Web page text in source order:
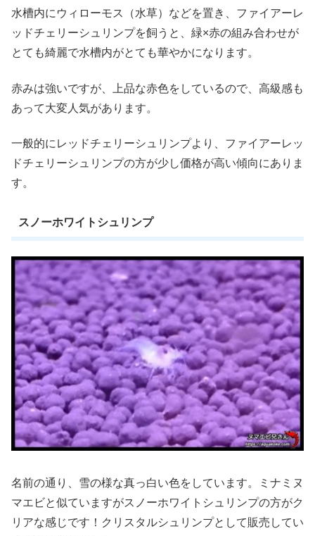
水槽内にウィローモス（水草）などを置き、ファイアーレ
ッドチェリーシュリンプを飼うと、緑×赤の組み合わせが
とても綺麗で水槽内がとても華やかになります。
赤みは強いですが、上品な赤色をしているので、高級感も
あって大変人気があります。
一般的にレッドチェリーシュリンプより、ファイアーレッ
ドチェリーシュリンプの方が少し価格が高い傾向にありま
す。
スノーホワイトシュリンプ
名前の通り、雪の様な真っ白い色をしています。ミナミヌ
マエビと似ていますがスノーホワイトシュリンプの方がク
リアな感じです！クリスタルシュリンプとして販売してい